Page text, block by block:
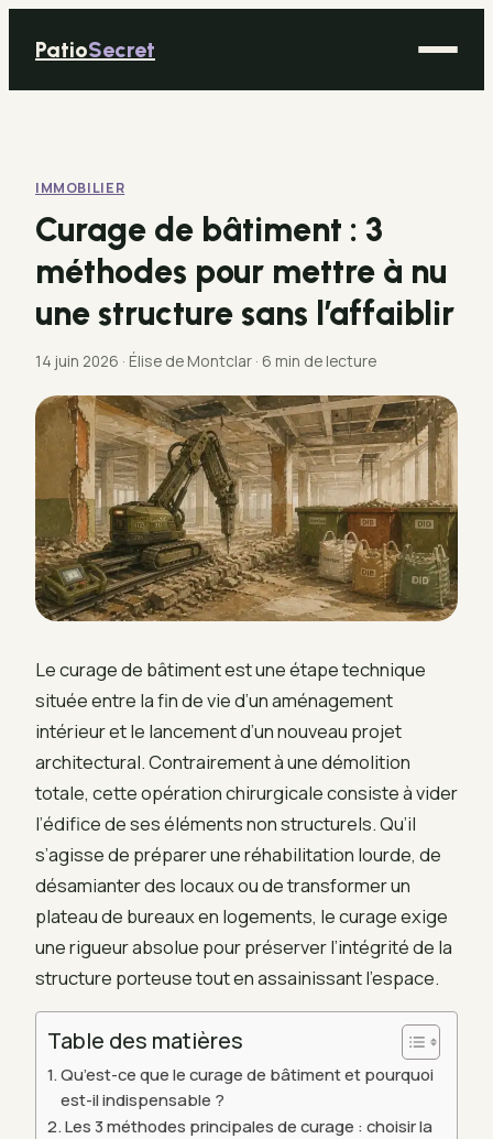
PatioSecret
Bricolage
Déco
Immobilier
Jardinage
IMMOBILIER
Curage de bâtiment : 3
méthodes pour mettre à nu
une structure sans l’affaiblir
14 juin 2026 · Élise de Montclar · 6 min de lecture
Le curage de bâtiment est une étape technique
située entre la fin de vie d’un aménagement
intérieur et le lancement d’un nouveau projet
architectural. Contrairement à une démolition
totale, cette opération chirurgicale consiste à vider
l’édifice de ses éléments non structurels. Qu’il
s’agisse de préparer une réhabilitation lourde, de
désamianter des locaux ou de transformer un
plateau de bureaux en logements, le curage exige
une rigueur absolue pour préserver l’intégrité de la
structure porteuse tout en assainissant l’espace.
Table des matières
Qu’est-ce que le curage de bâtiment et pourquoi
est-il indispensable ?
Les 3 méthodes principales de curage : choisir la